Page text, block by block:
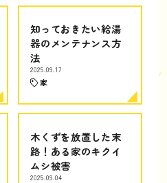
知っておきたい給湯
器のメンテナンス方
法
2025.09.17
家
木くずを放置した末
路！ある家のキクイ
ムシ被害
2025.09.04